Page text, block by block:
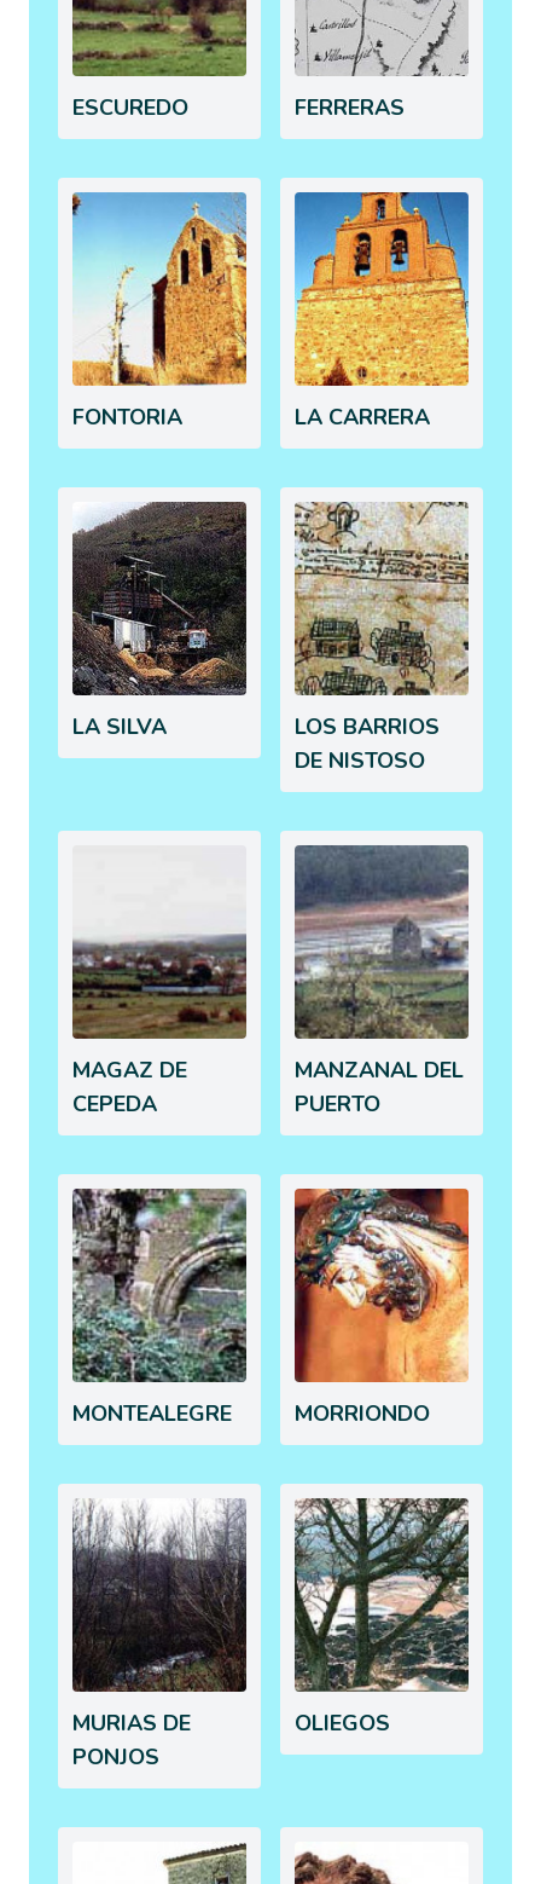
ESCUREDO FERRERAS
FONTORIA LA CARRERA
LA SILVA
LOS BARRIOS
DE NISTOSO
MAGAZ DE
CEPEDA
MANZANAL DEL
PUERTO
MONTEALEGRE MORRIONDO
MURIAS DE
PONJOS
OLIEGOS